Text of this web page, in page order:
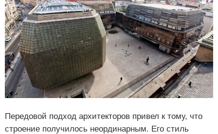
Передовой подход архитекторов привел к тому, что
строение получилось неординарным. Его стиль